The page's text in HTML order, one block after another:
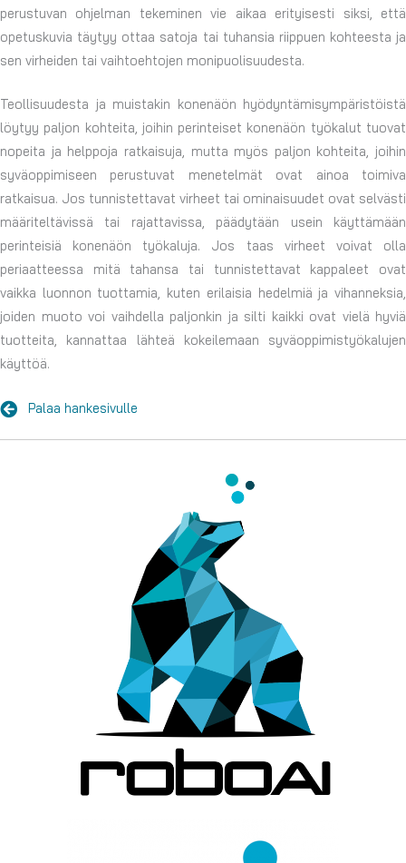
perustuvan ohjelman tekeminen vie aikaa erityisesti siksi, että
opetuskuvia täytyy ottaa satoja tai tuhansia riippuen kohteesta ja
sen virheiden tai vaihtoehtojen monipuolisuudesta.
Teollisuudesta ja muistakin konenäön hyödyntämisympäristöistä
löytyy paljon kohteita, joihin perinteiset konenäön työkalut tuovat
nopeita ja helppoja ratkaisuja, mutta myös paljon kohteita, joihin
syväoppimiseen perustuvat menetelmät ovat ainoa toimiva
ratkaisua. Jos tunnistettavat virheet tai ominaisuudet ovat selvästi
määriteltävissä tai rajattavissa, päädytään usein käyttämään
perinteisiä konenäön työkaluja. Jos taas virheet voivat olla
periaatteessa mitä tahansa tai tunnistettavat kappaleet ovat
vaikka luonnon tuottamia, kuten erilaisia hedelmiä ja vihanneksia,
joiden muoto voi vaihdella paljonkin ja silti kaikki ovat vielä hyviä
tuotteita, kannattaa lähteä kokeilemaan syväoppimistyökalujen
käyttöä.
Palaa hankesivulle